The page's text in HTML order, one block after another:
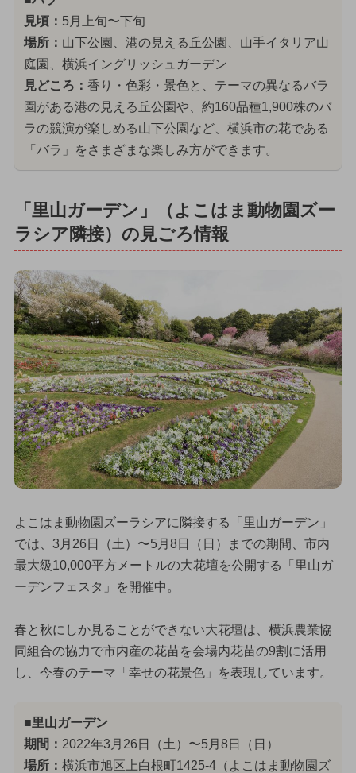
見頃： 5月上旬〜下旬
場所： 山下公園、港の見える丘公園、山手イタリア山
庭園、横浜イングリッシュガーデン
見どころ： 香り・色彩・景色と、テーマの異なるバラ
園がある港の見える丘公園や、約160品種1,900株のバ
ラの競演が楽しめる山下公園など、横浜市の花である
「バラ」をさまざまな楽しみ方ができます。
「里山ガーデン」（よこはま動物園ズー
ラシア隣接）の見ごろ情報
よこはま動物園ズーラシアに隣接する「里山ガーデン」
では、3月26日（土）〜5月8日（日）までの期間、市内
最大級10,000平方メートルの大花壇を公開する「里山ガ
ーデンフェスタ」を開催中。
春と秋にしか見ることができない大花壇は、横浜農業協
同組合の協力で市内産の花苗を会場内花苗の9割に活用
し、今春のテーマ「幸せの花景色」を表現しています。
■里山ガーデン
期間： 2022年3月26日（土）〜5月8日（日）
場所： 横浜市旭区上白根町1425-4（よこはま動物園ズ